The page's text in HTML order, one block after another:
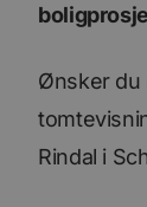
Ønsker du
Rindal i